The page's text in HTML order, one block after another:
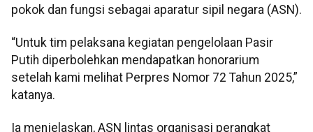
pokok dan fungsi sebagai aparatur sipil negara (ASN).
“Untuk tim pelaksana kegiatan pengelolaan Pasir
Putih diperbolehkan mendapatkan honorarium
setelah kami melihat Perpres Nomor 72 Tahun 2025,”
katanya.
Ia menjelaskan, ASN lintas organisasi perangkat